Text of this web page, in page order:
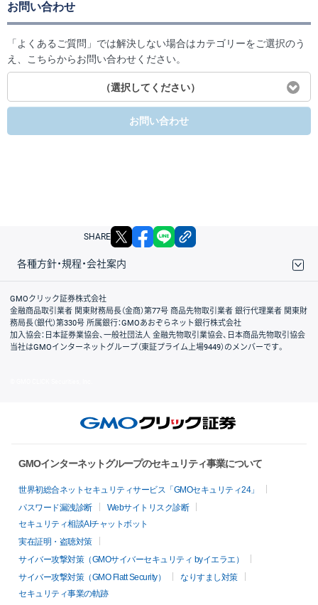
お問い合わせ
「よくあるご質問」では解決しない場合はカテゴリーをご選択のう
え、こちらからお問い合わせください。
（選択してください）
お問い合わせ
SHARE X facebook
各種方針・規程・会社案内
取引規程・約款
サイトマップ
その他のご案内
個人情報保護方針
最良執行方針
サイトのご利用について
ディスクレイマー
信託保全
リスク説明
会社案内
GMOクリック証券株式会社
金融商品取引業者 関東財務局長（金商）第77号 商品先物取引業者 銀行代理業者 関東財
務局長（銀代）第330号 所属銀行：GMOあおぞらネット銀行株式会社
加入協会：日本証券業協会、一般社団法人 金融先物取引業協会、日本商品先物取引協会
当社はGMOインターネットグループ（東証プライム上場9449）のメンバーです。
GMOインターネットグループのセキュリティ事業について
世界初総合ネットセキュリティサービス「GMOセキュリティ24」
パスワード漏洩診断
Webサイトリスク診断
セキュリティ相談AIチャットボット
実在証明・盗聴対策
サイバー攻撃対策（GMOサイバーセキュリティ byイエラエ）
サイバー攻撃対策（GMO Flatt Security）
なりすまし対策
セキュリティ事業の軌跡